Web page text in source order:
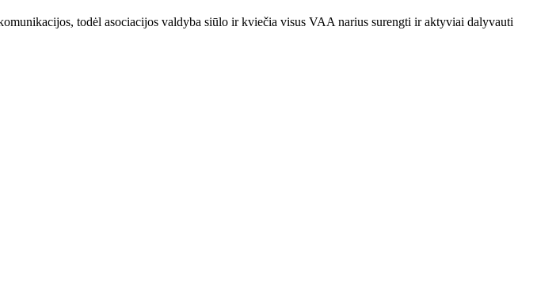
todėl asociacijos valdyba siūlo ir kviečia visus VAA narius surengti ir aktyviai dalyvauti